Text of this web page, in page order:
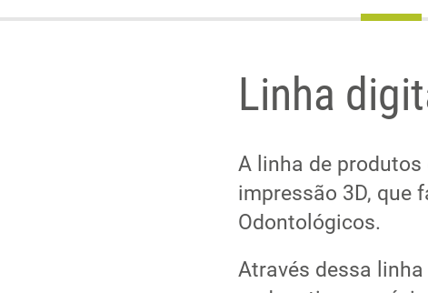
Linha
A linha de
impressão 3D, que
Odontológicos.
Através dessa